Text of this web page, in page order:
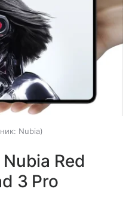
Nubia
Red
3 Pro